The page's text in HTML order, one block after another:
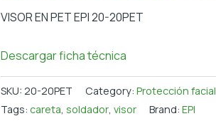
VISOR EN PET EPI 20-20PET
Descargar ficha técnica
SKU: 20-20PET Category: Protección facial
Tags: careta, soldador, visor Brand: EPI